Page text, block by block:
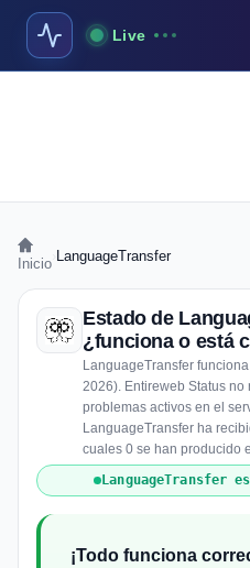
Live
Inicio LanguageTransfer
Estado de
¿funciona o está
LanguageTransfer
2026). Entireweb Status
problemas activos en el
LanguageTransfer ha
cuales 0 se han producido
LanguageTransfer
¡Todo funciona